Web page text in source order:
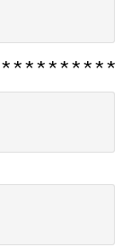
* * * * * * * * * *